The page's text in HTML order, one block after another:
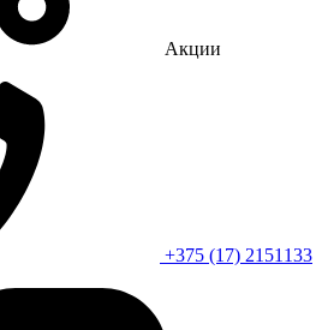
Акции
+375 (17) 2151133